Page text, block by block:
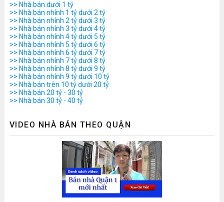
>> Nhà bán dưới 1 tỷ
>> Nhà bán nhỉnh 1 tỷ dưới 2 tỷ
>> Nhà bán nhỉnh 2 tỷ dưới 3 tỷ
>> Nhà bán nhỉnh 3 tỷ dưới 4 tỷ
>> Nhà bán nhỉnh 4 tỷ dưới 5 tỷ
>> Nhà bán nhỉnh 5 tỷ dưới 6 tỷ
>> Nhà bán nhỉnh 6 tỷ dưới 7 tỷ
>> Nhà bán nhỉnh 7 tỷ dưới 8 tỷ
>> Nhà bán nhỉnh 8 tỷ dưới 9 tỷ
>> Nhà bán nhỉnh 9 tỷ dưới 10 tỷ
>> Nhà bán trên 10 tỷ dưới 20 tỷ
>> Nhà bán 20 tỷ - 30 tỷ
>> Nhà bán 30 tỷ - 40 tỷ
VIDEO NHÀ BÁN THEO QUẬN